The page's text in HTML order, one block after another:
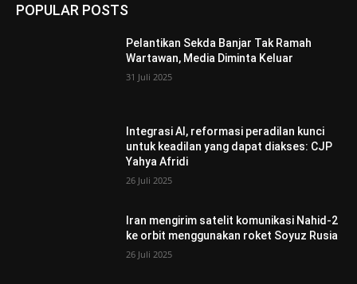
POPULAR POSTS
Pelantikan Sekda Banjar Tak Ramah
Wartawan, Media Diminta Keluar
31 Juli 2025
Integrasi AI, reformasi peradilan kunci
untuk keadilan yang dapat diakses: CJP
Yahya Afridi
26 Juli 2025
Iran mengirim satelit komunikasi Nahid-2
ke orbit menggunakan roket Soyuz Rusia
26 Juli 2025